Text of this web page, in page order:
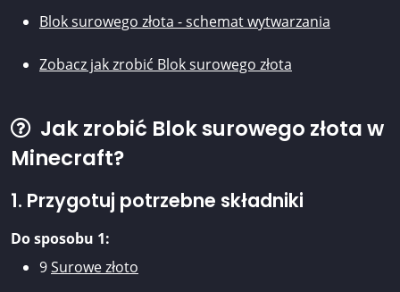
Blok surowego złota - schemat wytwarzania
Zobacz jak zrobić Blok surowego złota
Jak zrobić Blok surowego złota w
Minecraft?
1. Przygotuj potrzebne składniki
Do sposobu 1:
9Surowe złoto